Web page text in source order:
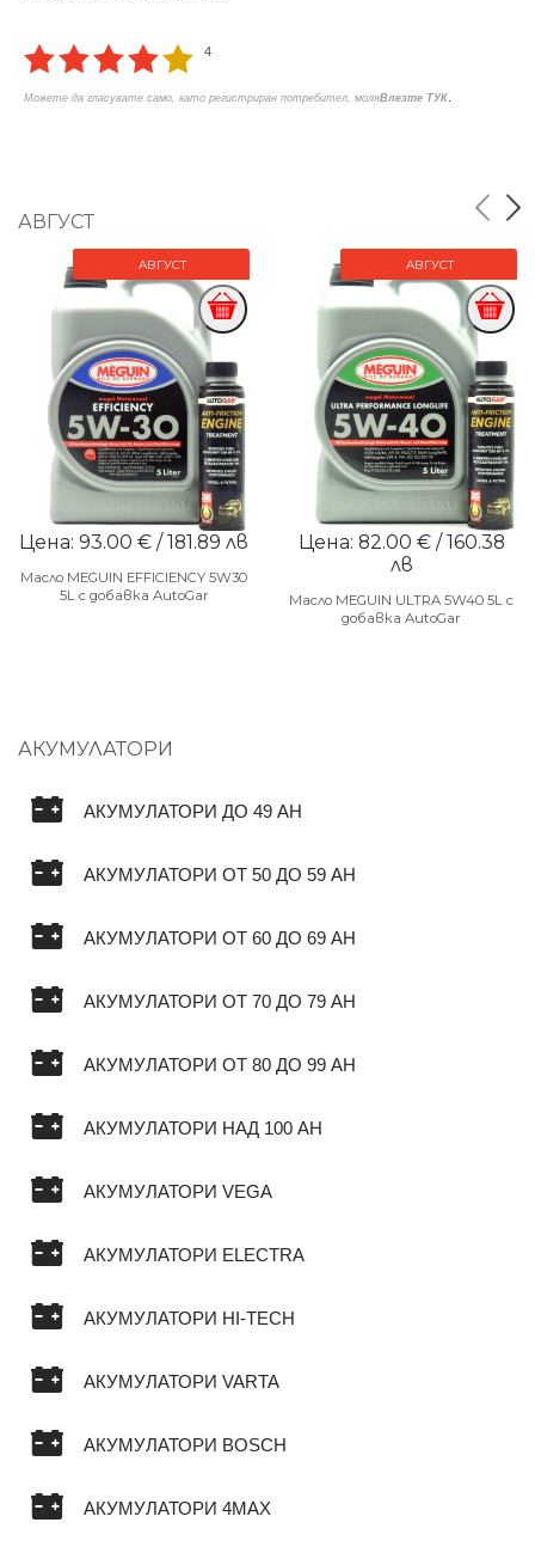
4
Можете да гласувате само, като регистриран потребител, моляВлезте ТУК
АВГУСТ
АВГУСТ
Цена: 93.00 € / 181.89 лв
Масло MEGUIN EFFICIENCY 5W30
5L с добавка AutoGar
АВГУСТ
Цена: 82.00 € / 160.38
лв
Масло MEGUIN ULTRA 5W40 5L с
добавка AutoGar
АКУМУЛАТОРИ
АКУМУЛАТОРИ ДО 49 AH
АКУМУЛАТОРИ ОТ 50 ДО 59 AH
АКУМУЛАТОРИ ОТ 60 ДО 69 AH
АКУМУЛАТОРИ ОТ 70 ДО 79 AH
АКУМУЛАТОРИ ОТ 80 ДО 99 AH
АКУМУЛАТОРИ НАД 100 AH
АКУМУЛАТОРИ VEGA
АКУМУЛАТОРИ ELECTRA
АКУМУЛАТОРИ HI-TECH
АКУМУЛАТОРИ VARTA
АКУМУЛАТОРИ BOSCH
АКУМУЛАТОРИ 4MAX